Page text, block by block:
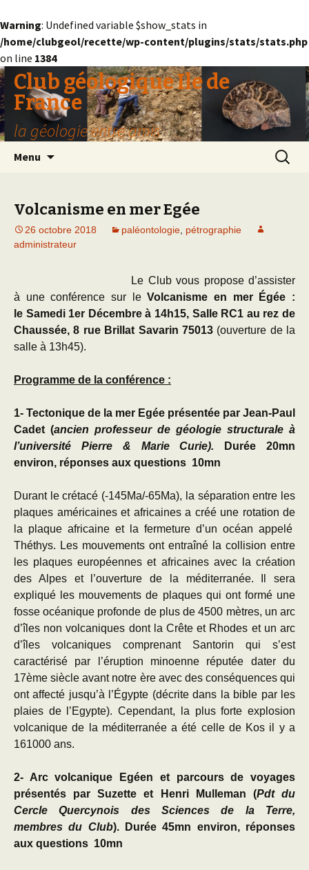
Warning: Undefined variable $show_stats in
/home/clubgeol/recette/wp-content/plugins/stats/stats.php
on line 1384
Club géologique Ile de
France
la géologie entre amis
Menu
Volcanisme en mer Egée
26 octobre 2018 paléontologie pétrographie
administrateur
Le Club vous propose d’assister
à une conférence sur leVolcanisme en mer Égée :
le Samedi 1er Décembre à 14h15, Salle RC1 au rez de
Chaussée, 8 rue Brillat Savarin 75013 (ouverture de la
salle à 13h45).
Programme de la conférence :
1- Tectonique de la mer Egée présentée par Jean-Paul
Cadet (ancien professeur de géologie structurale à
l’université Pierre & Marie Curie).
Durée 20mn
environ, réponses aux questions 10mn
Durant le crétacé (-145Ma/-65Ma), la séparation entre les
plaques américaines et africaines a créé une rotation de
la plaque africaine et la fermeture d’un océan appelé
Théthys. Les mouvements ont entraîné la collision entre
les plaques européennes et africaines avec la création
des Alpes et l’ouverture de la méditerranée. Il sera
expliqué les mouvements de plaques qui ont formé une
fosse océanique profonde de plus de 4500 mètres, un arc
d’îles non volcaniques dont la Crête et Rhodes et un arc
d’îles volcaniques comprenant Santorin qui s’est
caractérisé par l’éruption minoenne réputée dater du
17ème siècle avant notre ère avec des conséquences qui
ont affecté jusqu’à l’Égypte (décrite dans la bible par les
plaies de l’Egypte). Cependant, la plus forte explosion
volcanique de la méditerranée a été celle de Kos il y a
161000 ans.
2- Arc volcanique Egéen et parcours de voyages
présentés par Suzette et Henri Mulleman (Pdt du
Cercle Quercynois des Sciences de la Terre,
membres du Club).
Durée 45mn environ, réponses
aux questions 10mn